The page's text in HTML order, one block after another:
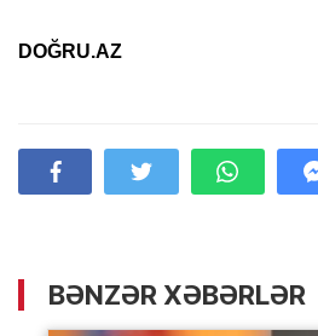
DOĞRU.AZ
BƏNZƏR XƏBƏRLƏR